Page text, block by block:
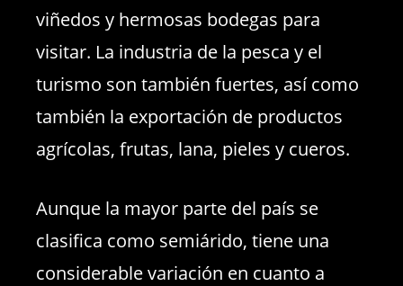
viñedos y hermosas bodegas para
visitar. La industria de la pesca y el
turismo son también fuertes, así como
también la exportación de productos
agrícolas, frutas, lana, pieles y cueros.
Aunque la mayor parte del país se
clasifica como semiárido, tiene una
considerable variación en cuanto a